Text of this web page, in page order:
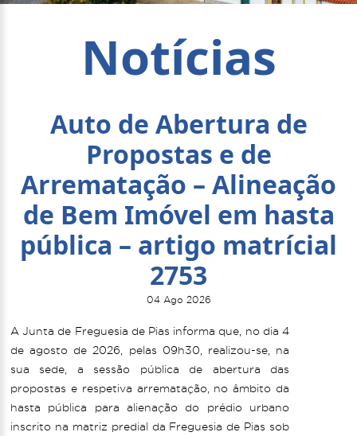
Notícias
Auto de Abertura de
Propostas e de
Arrematação – Alineação
de Bem Imóvel em hasta
pública – artigo matrícial
2753
04 Ago 2026
A Junta de Freguesia de Pias informa que, no dia 4
de agosto de 2026, pelas 09h30, realizou-se, na
sua sede, a sessão pública de abertura das
propostas e respetiva arrematação, no âmbito da
hasta pública para alienação do prédio urbano
inscrito na matriz predial da Freguesia de Pias sob